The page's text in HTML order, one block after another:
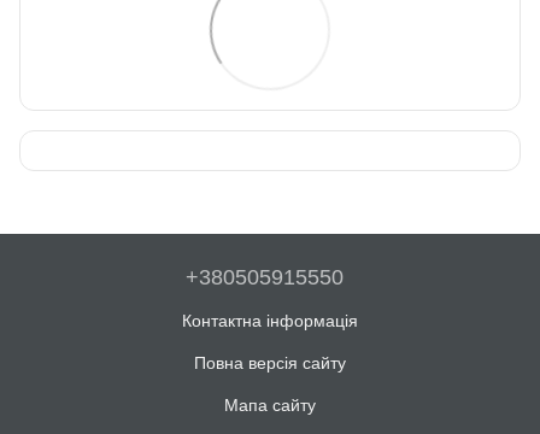
+380505915550
Контактна інформація
Повна версія сайту
Мапа сайту